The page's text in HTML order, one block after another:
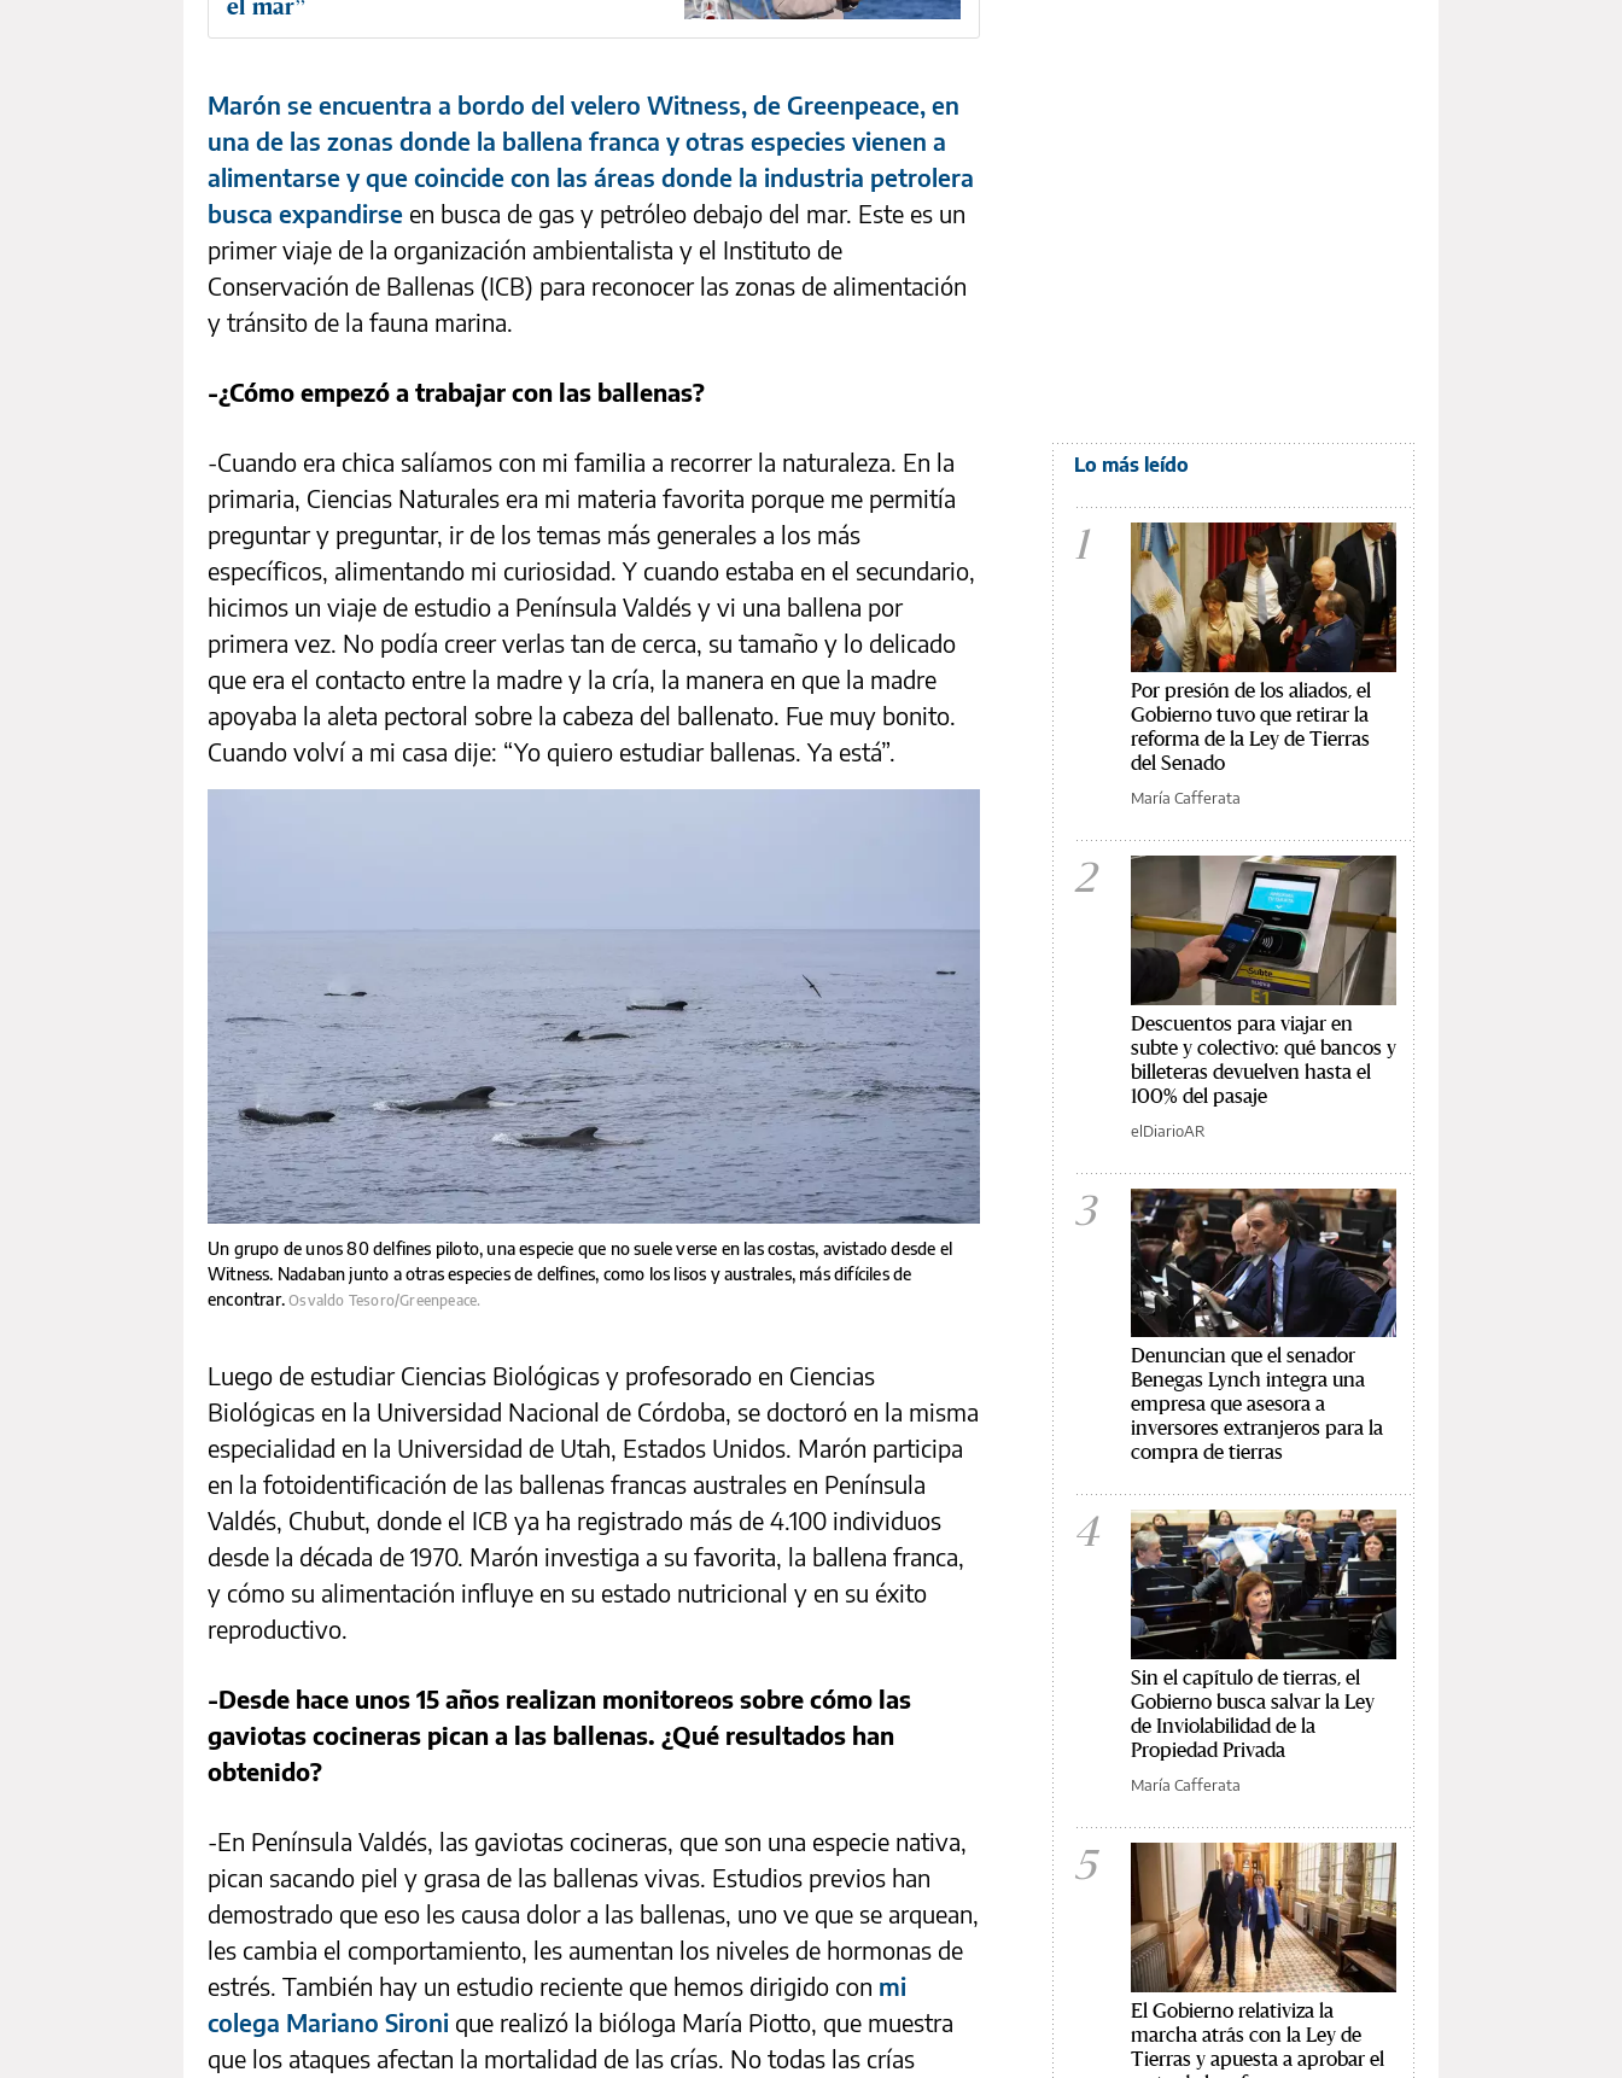
Marón se encuentra a bordo del velero Witness, de Greenpeace, en
una de las zonas donde la ballena franca y otras especies vienen a
alimentarse y que coincide con las áreas donde la industria petrolera
busca expandirse en busca de gas y petróleo debajo del mar. Este es un
primer viaje de la organización ambientalista y el Instituto de
Conservación de Ballenas (ICB) para reconocer las zonas de alimentación
y tránsito de la fauna marina.
-¿Cómo empezó a trabajar con las ballenas?
-Cuando era chica salíamos con mi familia a recorrer la naturaleza. En la
primaria, Ciencias Naturales era mi materia favorita porque me permitía
preguntar y preguntar, ir de los temas más generales a los más
específicos, alimentando mi curiosidad. Y cuando estaba en el secundario,
hicimos un viaje de estudio a Península Valdés y vi una ballena por
primera vez. No podía creer verlas tan de cerca, su tamaño y lo delicado
que era el contacto entre la madre y la cría, la manera en que la madre
apoyaba la aleta pectoral sobre la cabeza del ballenato. Fue muy bonito.
Cuando volví a mi casa dije: “Yo quiero estudiar ballenas. Ya está”.
Un grupo de unos 80 delfines piloto, una especie que no suele verse en las costas, avistado desde el
Witness. Nadaban junto a otras especies de delfines, como los lisos y australes, más difíciles de
encontrar.Osvaldo Tesoro/Greenpeace.
Luego de estudiar Ciencias Biológicas y profesorado en Ciencias
Biológicas en la Universidad Nacional de Córdoba, se doctoró en la misma
especialidad en la Universidad de Utah, Estados Unidos. Marón participa
en la fotoidentificación de las ballenas francas australes en Península
Valdés, Chubut, donde el ICB ya ha registrado más de 4.100 individuos
desde la década de 1970. Marón investiga a su favorita, la ballena franca,
y cómo su alimentación influye en su estado nutricional y en su éxito
reproductivo.
-Desde hace unos 15 años realizan monitoreos sobre cómo las
gaviotas cocineras pican a las ballenas. ¿Qué resultados han
obtenido?
-En Península Valdés, las gaviotas cocineras, que son una especie nativa,
pican sacando piel y grasa de las ballenas vivas. Estudios previos han
demostrado que eso les causa dolor a las ballenas, uno ve que se arquean,
les cambia el comportamiento, les aumentan los niveles de hormonas de
estrés. También hay un estudio reciente que hemos dirigido con mi
colega Mariano Sironi que realizó la bióloga María Piotto, que muestra
que los ataques afectan la mortalidad de las crías. No todas las crías
Lo más leído
1
Por presión de los aliados, el
Gobierno tuvo que retirar la
reforma de la Ley de Tierras
del Senado
María Cafferata
2
Descuentos para viajar en
subte y colectivo: qué bancos y
billeteras devuelven hasta el
100% del pasaje
elDiarioAR
3
Denuncian que el senador
Benegas Lynch integra una
empresa que asesora a
inversores extranjeros para la
compra de tierras
4
Sin el capítulo de tierras, el
Gobierno busca salvar la Ley
de Inviolabilidad de la
Propiedad Privada
María Cafferata
5
El Gobierno relativiza la
marcha atrás con la Ley de
Tierras y apuesta a aprobar el